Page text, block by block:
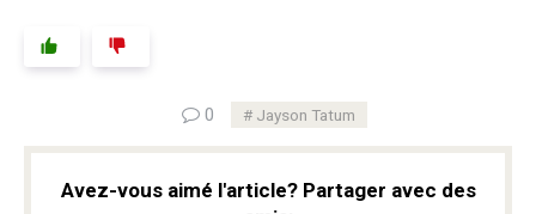
0 Jayson Tatum
Avez-vous aimé l'article? Partager avec des